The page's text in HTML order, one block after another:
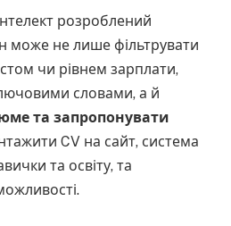
розроблений
може не лише фільтрувати
чи рівнем зарплати,
словами, а й
та запропонувати
CV на сайт, система
та освіту, та